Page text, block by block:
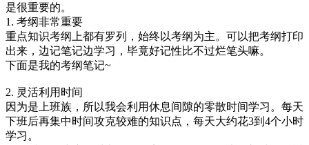
是很重要的。
1. 考纲非常重要
重点知识考纲上都有罗列，始终以考纲为主。可以把考纲打印
出来，边记笔记边学习，毕竟好记性比不过烂笔头嘛。
下面是我的考纲笔记~
2. 灵活利用时间
因为是上班族，所以我会利用休息间隙的零散时间学习。每天
下班后再集中时间攻克较难的知识点，每天大约花3到4个小时
学习。